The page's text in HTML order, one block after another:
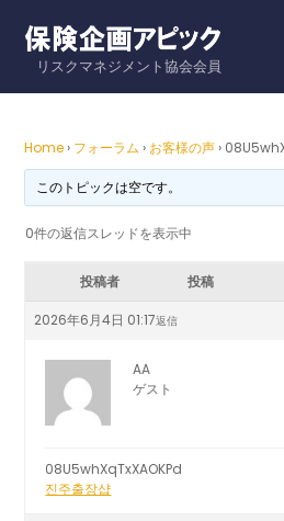
contentリスクマネジメント協会会員
Home › フォーラム › お客様の声 ›
このトピックは空です。
0件の返信スレッドを表示中
投稿者 投稿
2026年6月4日 01:17返信
AA
ゲスト
08U5whXqTxXAOKPd
진주출장샵